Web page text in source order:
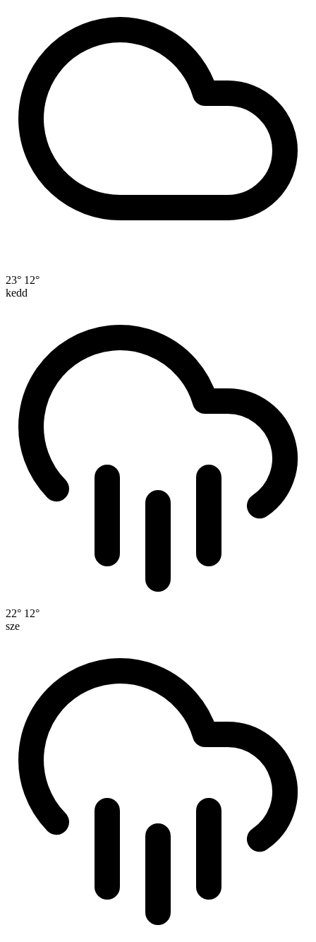
23° 12°
kedd
22° 12°
sze